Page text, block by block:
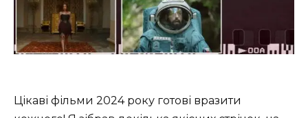
Цікаві фільми 2024 року готові вразити